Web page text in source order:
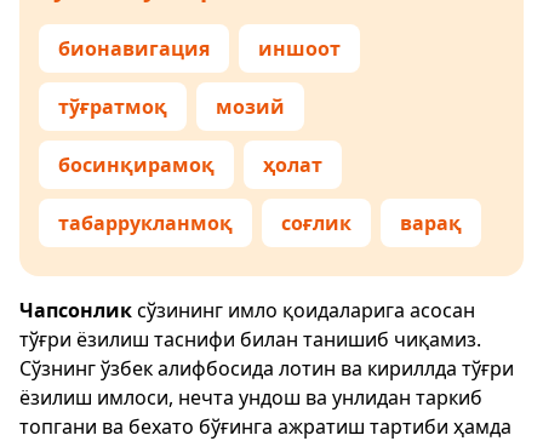
бионавигация иншоот
тўғратмоқ мозий
босинқирамоқ ҳолат
табаррукланмоқ соғлик варақ
Чапсонликсўзининг имло қоидаларига асосан
тўғри ёзилиш таснифи билан танишиб чиқамиз.
Сўзнинг ўзбек алифбосида лотин ва кириллда тўғри
ёзилиш имлоси, нечта ундош ва унлидан таркиб
топгани ва бехато бўғинга ажратиш тартиби ҳамда